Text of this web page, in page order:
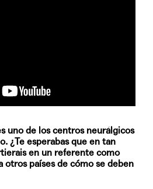
uno de los centros neurálgicos
¿Te esperabas que en tan
en un referente como
otros países de cómo se deben